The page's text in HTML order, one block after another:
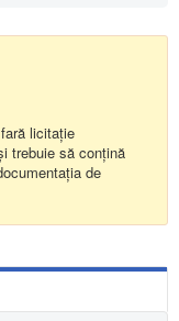
licitație
trebuie să conțină
de